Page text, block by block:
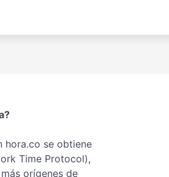
hora.co se obtiene
Time Protocol),
orígenes de